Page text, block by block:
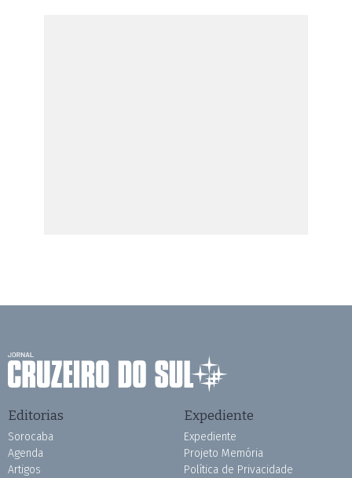
Editorias
Sorocaba
Agenda
Artigos
Expediente
Expediente
Projeto Memória
Política de Privacidade